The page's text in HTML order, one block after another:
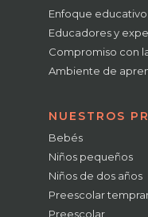
Enfoque educativo
Educadores y
Compromiso con
Ambiente de
NUESTROS
Bebés
Niños pequeños
Niños de dos años
Preescolar
Preescolar